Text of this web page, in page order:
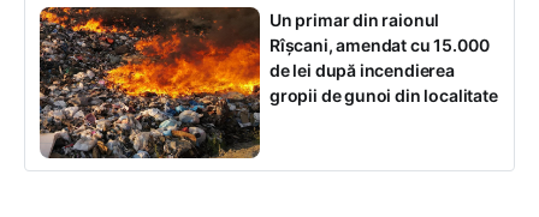
Un primar din raionul
Rîșcani, amendat cu 15.000
de lei după incendierea
gropii de gunoi din localitate